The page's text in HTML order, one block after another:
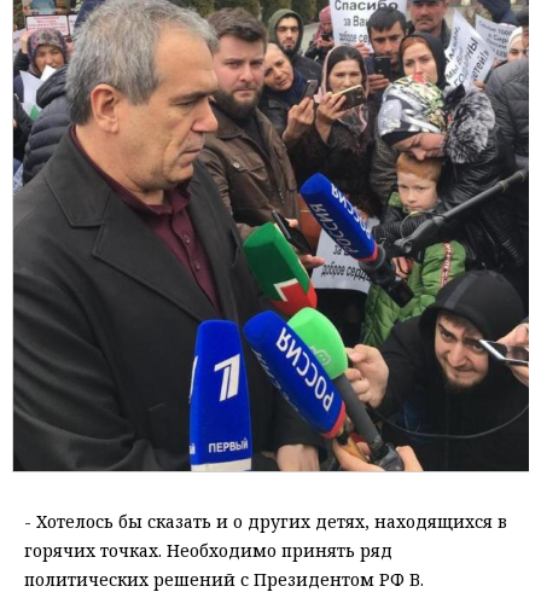
- Хотелось бы сказать и о других детях, находящихся в
горячих точках. Необходимо принять ряд
политических решений с Президентом РФ В.